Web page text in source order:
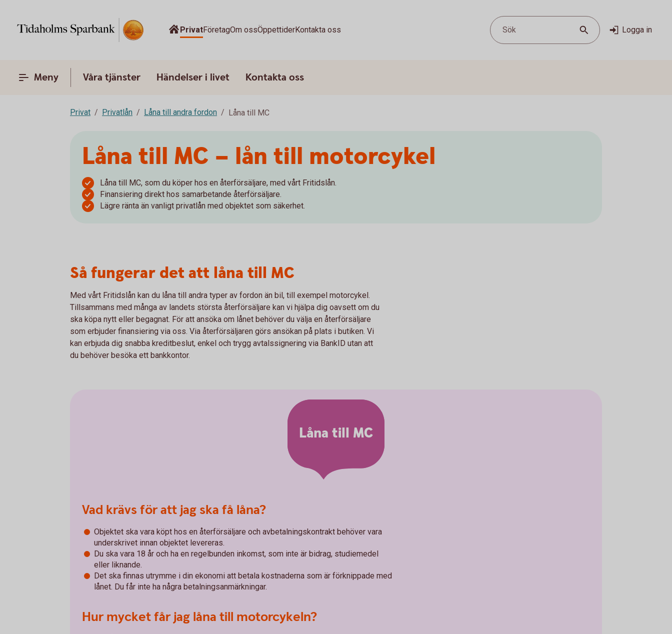
PrivatFöretagOm ossÖppettiderKontakta oss Sök Logga in
Meny Våra tjänster Händelser i livet Kontakta oss
Privat Privatlån Låna till andra fordon Låna till MC
Låna till MC – lån till motorcykel
Låna till MC, som du köper hos en återförsäljare, med vårt Fritidslån.
Finansiering direkt hos samarbetande återförsäljare.
Lägre ränta än vanligt privatlån med objektet som säkerhet.
Så fungerar det att låna till MC
Med vårt Fritidslån kan du låna till andra typer av fordon än bil, till exempel motorcykel.
Tillsammans med många av landets största återförsäljare kan vi hjälpa dig oavsett om du
ska köpa nytt eller begagnat. För att ansöka om lånet behöver du välja en återförsäljare
som erbjuder finansiering via oss. Via återförsäljaren görs ansökan på plats i butiken. Vi
kan erbjuda dig snabba kreditbeslut, enkel och trygg avtalssignering via BankID utan att
du behöver besöka ett bankkontor.
Vad krävs för att jag ska få låna?
Objektet ska vara köpt hos en återförsäljare och avbetalningskontrakt behöver vara
underskrivet innan objektet levereras.
Du ska vara 18 år och ha en regelbunden inkomst, som inte är bidrag, studiemedel
eller liknande.
Det ska finnas utrymme i din ekonomi att betala kostnaderna som är förknippade med
lånet. Du får inte ha några betalningsanmärkningar.
Hur mycket får jag låna till motorcykeln?
Låna till MC